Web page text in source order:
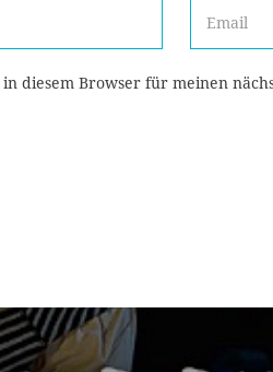
diesem Browser für meinen